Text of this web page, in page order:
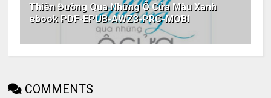
Thiên Đường Qua Những Ô Cửa Màu Xanh
ebook PDF-EPUB-AWZ3-PRC-MOBI
COMMENTS